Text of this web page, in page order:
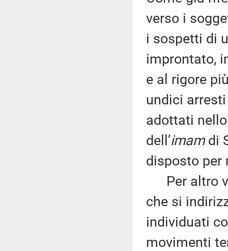
verso i
i sospetti di
improntato,
e al rigore
undici
adottati
dell’imamdi
disposto per
Per altro
che si
individuati
movimenti